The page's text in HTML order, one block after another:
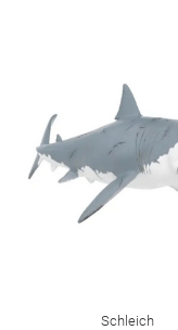
Schleich